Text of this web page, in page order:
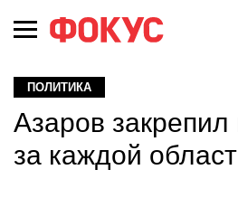
ПОЛИТИКА
Азаров
за каждой